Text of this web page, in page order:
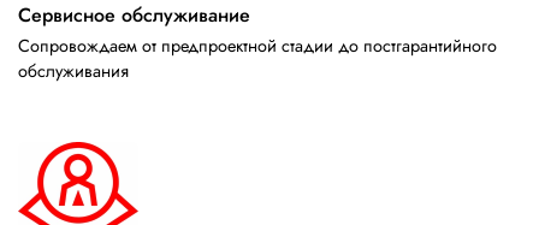
Сервисное обслуживание
Сопровождаем от предпроектной стадии до постгарантийного
обслуживания